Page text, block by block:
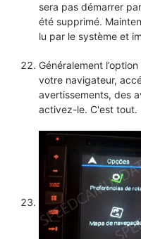
sera pas démarrer
été supprimé.
lu par le système et
Généralement
votre navigateur,
avertissements, des
activez-le. C'est tout.